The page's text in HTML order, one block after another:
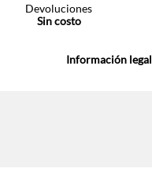
Devoluciones
Sin costo
Información legal